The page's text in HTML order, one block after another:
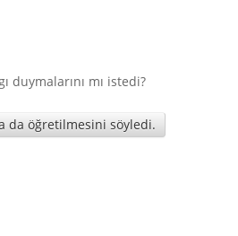
duymalarını mı istedi?
da öğretilmesini söyledi.